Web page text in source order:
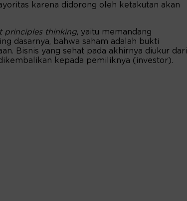
karena didorong oleh ketakutan akan
principles thinking, yaitu memandang
dasarnya, bahwa saham adalah bukti
Bisnis yang sehat pada akhirnya diukur dari
kepada pemiliknya (investor).